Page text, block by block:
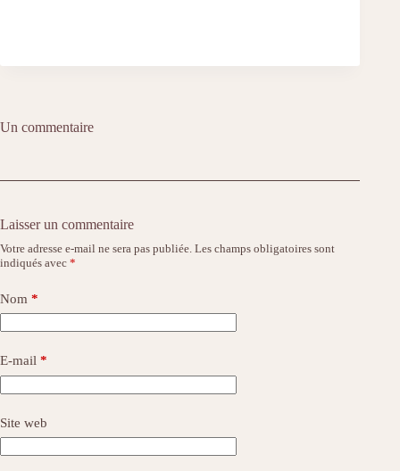
Un commentaire
Laisser un commentaire
Votre adresse e-mail ne sera pas publiée. Les champs obligatoires sont
indiqués avec *
Nom *
E-mail *
Site web